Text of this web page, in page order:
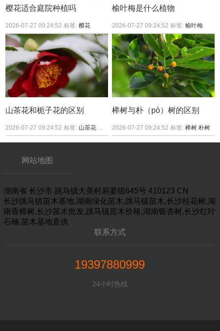
樱花适合庭院种植吗
2026-07-27 09:24:52 标签:樱花
榆叶梅是什么植物
2026-07-27 09:24:52 标签:榆叶梅
山茶花和栀子花的区别
2026-07-27 09:24:52 标签: 山茶花 栀子花
榉树与朴（pò）树的区别
2026-07-27 09:24:52 标签:榉树 朴树
网站地图
湖南省 长沙市 跳马镇大美村易婆组645号 410123 CN
长沙跳马镇苗木基地,湖南绿化苗木,跳马镇苗木,长沙桂花树,湖
南香樟树,长沙苗木批发,跳马镇苗木价格,湖南银杏树,长沙红叶
石楠,苗木基地直供
联系方式
19397880999
24小时热线